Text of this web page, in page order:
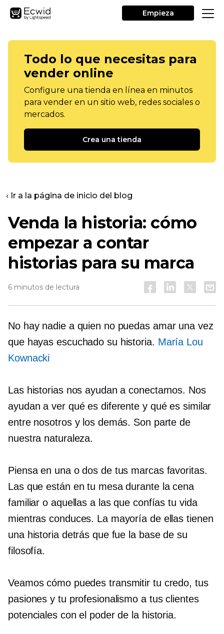
Empieza
Todo lo que necesitas para
vender online
Configure una tienda en línea en minutos
para vender en un sitio web, redes sociales o
mercados.
Crea una tienda
‹ Ir a la página de inicio del blog
Venda la historia: cómo
empezar a contar
historias para su marca
6 minutos de lectura
No hay nadie a quien no puedas amar una vez
que hayas escuchado su historia. María Lou
Kownacki
Las historias nos ayudan a conectarnos. Nos
ayudan a ver qué es diferente y qué es similar
entre nosotros y los demás. Son parte de
nuestra naturaleza.
Piensa en una o dos de tus marcas favoritas.
Las que están en tu mesa durante la cena
familiar o aquellas a las que confías tu vida
mientras conduces. La mayoría de ellas tienen
una historia detrás que fue la base de su
filosofía.
Veamos cómo puedes transmitir tu credo, tus
pasiones y tu profesionalismo a tus clientes
potenciales con el poder de la historia.